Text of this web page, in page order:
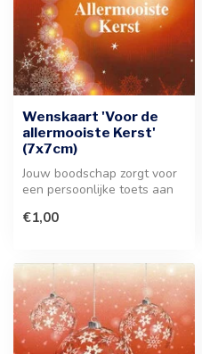
Wenskaart 'Voor de
allermooiste Kerst'
(7x7cm)
Jouw boodschap zorgt voor
een persoonlijke toets aan
€1,00